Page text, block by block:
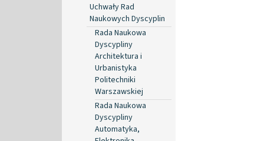
Uchwały Rad
Naukowych Dyscyplin
Rada Naukowa
Dyscypliny
Architektura i
Urbanistyka
Politechniki
Warszawskiej
Rada Naukowa
Dyscypliny
Automatyka,